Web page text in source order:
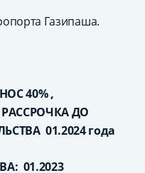
Газипаша.
40% ,
ДО
01.2024 года
01.2023